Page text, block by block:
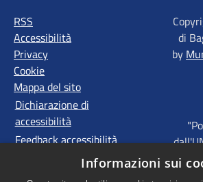
RSS
Accessibilità
Privacy
Cookie
Mappa del sito
Dichiarazione di
accessibilità
Feedback accessibilità
di
by
Informazioni sui